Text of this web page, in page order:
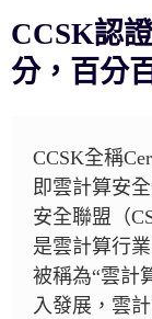
CCSK認
分，百分
CCSK全稱
即雲計算安
安全聯盟（
是雲計算行
被稱為“雲計
入發展，雲